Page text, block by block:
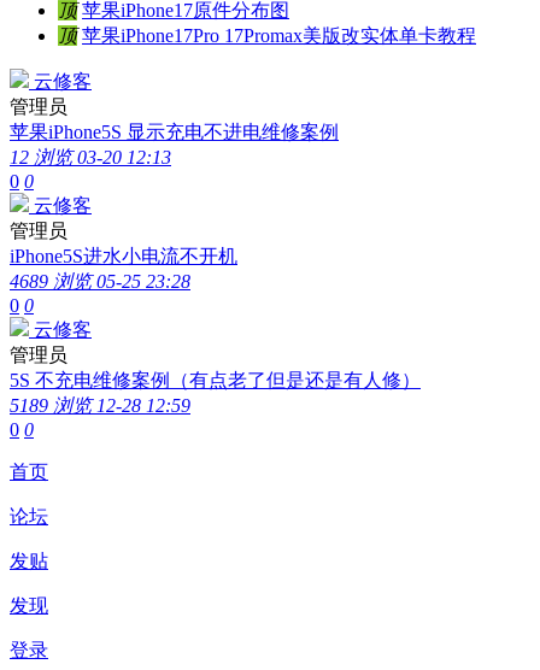
顶 苹果iPhone17原件分布图
顶 苹果iPhone17Pro 17Promax美版改实体单卡教程
云修客
管理员
苹果iPhone5S 显示充电不进电维修案例
12 浏览 03-20 12:13
0 0
云修客
管理员
iPhone5S进水小电流不开机
4689 浏览 05-25 23:28
0 0
云修客
管理员
5S 不充电维修案例（有点老了但是还是有人修）
5189 浏览 12-28 12:59
0 0
首页
论坛
发贴
发现
登录